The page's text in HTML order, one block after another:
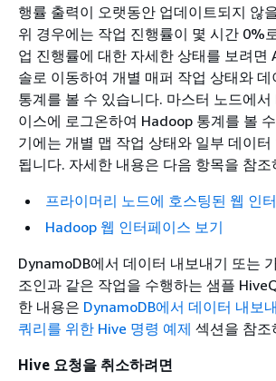
행률 출력이 오랫동안 업데이트되지 않
위 경우에는 작업 진행률이 몇 시간 0%
업 진행률에 대한 자세한 상태를 보려면
솔로 이동하여 개별 매퍼 작업 상태와
통계를 볼 수 있습니다. 마스터 노드에
이스에 로그온하여 Hadoop 통계를 볼
기에는 개별 맵 작업 상태와 일부 데이터
됩니다. 자세한 내용은 다음 항목을 참조
프라이머리 노드에 호스팅된 웹 인
Hadoop 웹 인터페이스 보기
DynamoDB에서 데이터 내보내기 또는
조인과 같은 작업을 수행하는 샘플
한 내용은 DynamoDB에서 데이터 내보
쿼리를 위한 Hive 명령 예제 섹션을 참조
Hive 요청을 취소하려면